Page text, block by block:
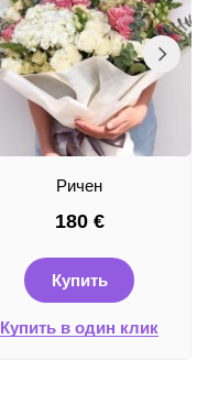
Ричен
180 €
Купить
Купить в один клик